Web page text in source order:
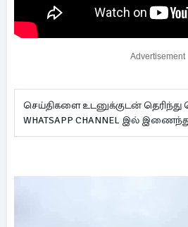
Advertisement
செய்திகளை உடனுக்குடன்
WHATSAPP CHANNEL இல்